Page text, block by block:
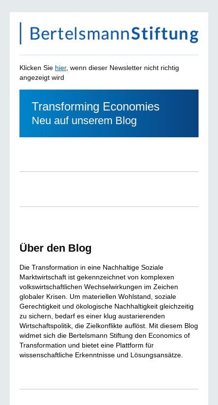
Klicken Sie hier, wenn dieser Newsletter nicht richtig
angezeigt wird
Transforming Economies
Neu auf unserem Blog
Über den Blog
Die Transformation in eine Nachhaltige Soziale
Marktwirtschaft ist gekennzeichnet von komplexen
volkswirtschaftlichen Wechselwirkungen im Zeichen
globaler Krisen. Um materiellen Wohlstand, soziale
Gerechtigkeit und ökologische Nachhaltigkeit gleichzeitig
zu sichern, bedarf es einer klug austarierenden
Wirtschaftspolitik, die Zielkonflikte auflöst. Mit diesem Blog
widmet sich die Bertelsmann Stiftung den Economics of
Transformation und bietet eine Plattform für
wissenschaftliche Erkenntnisse und Lösungsansätze.